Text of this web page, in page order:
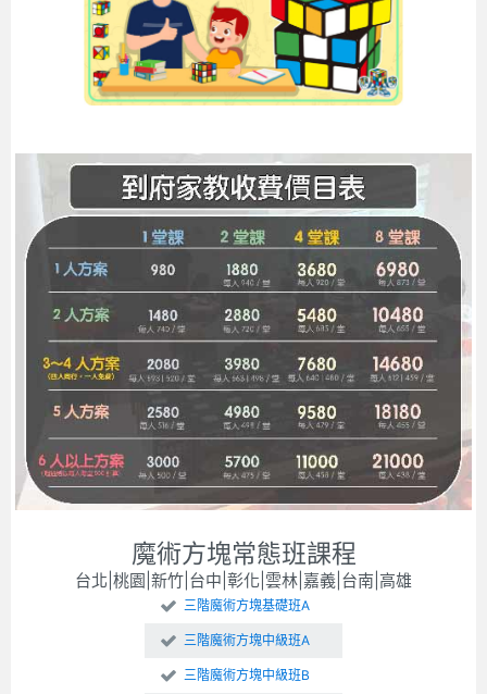
魔術方塊常態班課程
台北|桃園|新竹|台中|彰化|雲林|嘉義|台南|高雄
三階魔術方塊基礎班A
三階魔術方塊中級班A
三階魔術方塊中級班B